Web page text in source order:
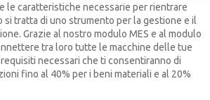
le caratteristiche necessarie per rientrare
si tratta di uno strumento per la gestione e il
Grazie al nostro modulo MES e al modulo
tra loro tutte le macchine delle tue
necessari che ti consentiranno di
fino al 40% per i beni materiali e al 20%